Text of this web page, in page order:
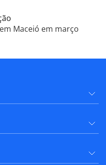
Maceió em março